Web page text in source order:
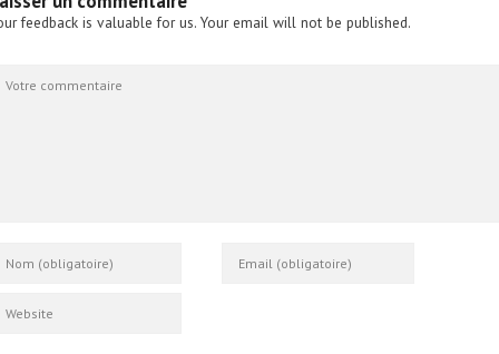
feedback is valuable for us. Your email will not be published.